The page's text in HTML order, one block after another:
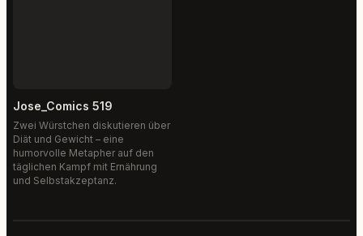
Jose_Comics 519
Zwei Würstchen diskutieren über
Diät und Gewicht – eine
humorvolle Metapher auf den
täglichen Kampf mit Ernährung
und Selbstakzeptanz.